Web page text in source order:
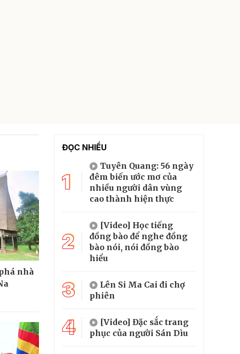
nhà
ĐỌC NHIỀU
1
Tuyên Quang: 56 ngày
đêm biến ước mơ của
nhiều người dân vùng
cao thành hiện thực
2
[Video] Học tiếng
đồng bào để nghe đồng
bào nói, nói đồng bào
hiểu
3
Lên Si Ma Cai đi chợ
phiên
4
[Video] Đặc sắc trang
phục của người Sán Dìu